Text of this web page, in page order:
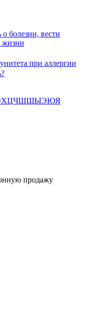
болезни, вести
жизни
при аллергии
ХЦЧШЩЫЭЮЯ
продажу